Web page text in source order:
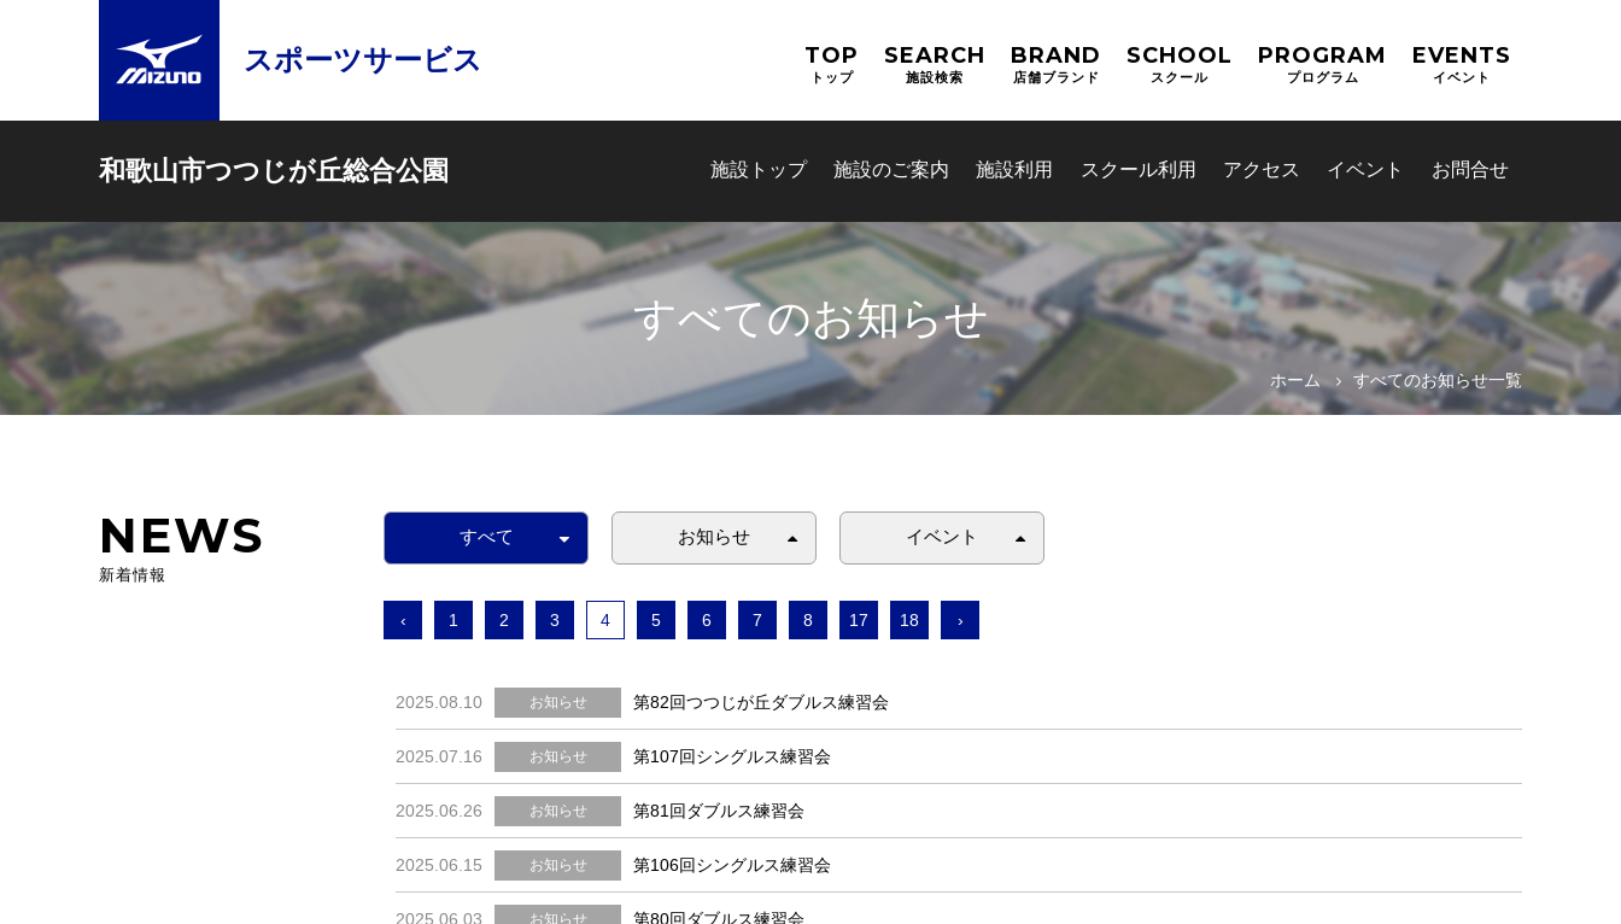
スポーツサービス TOP
トップ
SEARCH
施設検索
BRAND
店舗ブランド
SCHOOL
スクール
PROGRAM
プログラム
EVENTS
イベント
和歌山市つつじが丘総合公園 施設トップ 施設のご案内 施設利用 スクール利用 アクセス イベント お問合せ
すべてのお知らせ
ホーム すべてのお知らせ一覧
NEWS
新着情報
すべて お知らせ イベント
‹ 1 2 3 4 5 6 7 8 17 18 ›
2025.08.10 お知らせ 第82回つつじが丘ダブルス練習会
2025.07.16 お知らせ 第107回シングルス練習会
2025.06.26 お知らせ 第81回ダブルス練習会
2025.06.15 お知らせ 第106回シングルス練習会
2025.06.03 お知らせ 第80回ダブルス練習会